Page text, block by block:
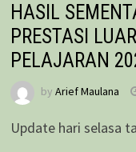
HASIL
PRESTASI
PELAJARAN
by Arief Maulana
Update hari